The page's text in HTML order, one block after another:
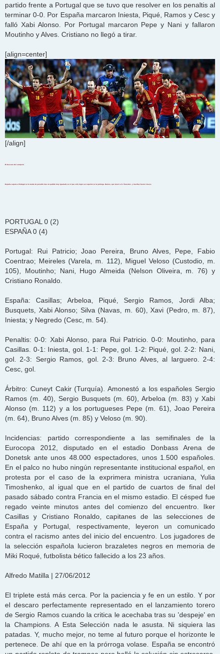
partido frente a Portugal que se tuvo que resolver en los penaltis al
terminar 0-0. Por España marcaron Iniesta, Piqué, Ramos y Cesc y
falló Xabi Alonso. Por Portugal marcaron Pepe y Nani y fallaron
Moutinho y Alves. Cristiano no llegó a tirar.
[align=center]
[/align]
El descaro del campeón
España supera a Portugal en la tanda de penaltis tras un partido muy igualado en el que sólo logro ser superior en la prórroga. Ramos, que lanzó a lo ‘Panenka’, y Casillas fueron claves.
PORTUGAL 0 (2)
ESPAÑA 0 (4)
Portugal: Rui Patricio; Joao Pereira, Bruno Alves, Pepe, Fabio
Coentrao; Meireles (Varela, m. 112), Miguel Veloso (Custodio, m.
105), Moutinho; Nani, Hugo Almeida (Nelson Oliveira, m. 76) y
Cristiano Ronaldo.
España: Casillas; Arbeloa, Piqué, Sergio Ramos, Jordi Alba;
Busquets, Xabi Alonso; Silva (Navas, m. 60), Xavi (Pedro, m. 87),
Iniesta; y Negredo (Cesc, m. 54).
Penaltis: 0-0: Xabi Alonso, para Rui Patricio. 0-0: Moutinho, para
Casillas. 0-1: Iniesta, gol. 1-1: Pepe, gol. 1-2: Piqué, gol. 2-2: Nani,
gol. 2-3: Sergio Ramos, gol. 2-3: Bruno Alves, al larguero. 2-4:
Cesc, gol.
Árbitro: Cuneyt Cakir (Turquía). Amonestó a los españoles Sergio
Ramos (m. 40), Sergio Busquets (m. 60), Arbeloa (m. 83) y Xabi
Alonso (m. 112) y a los portugueses Pepe (m. 61), Joao Pereira
(m. 64), Bruno Alves (m. 85) y Veloso (m. 90).
Incidencias: partido correspondiente a las semifinales de la
Eurocopa 2012, disputado en el estadio Donbass Arena de
Donetsk ante unos 48.000 espectadores, unos 1.500 españoles.
En el palco no hubo ningún representante institucional español, en
protesta por el caso de la exprimera ministra ucraniana, Yulia
Timoshenko, al igual que en el partido de cuartos de final del
pasado sábado contra Francia en el mismo estadio. El césped fue
regado veinte minutos antes del comienzo del encuentro. Iker
Casillas y Cristiano Ronaldo, capitanes de las selecciones de
España y Portugal, respectivamente, leyeron un comunicado
contra el racismo antes del inicio del encuentro. Los jugadores de
la selección española lucieron brazaletes negros en memoria de
Miki Roqué, futbolista bético fallecido a los 23 años.
Alfredo Matilla | 27/06/2012
El triplete está más cerca. Por la paciencia y fe en un estilo. Y por
el descaro perfectamente representado en el lanzamiento torero
de Sergio Ramos cuando la critica le acechaba tras su 'despeje' en
la Champions. A Esta Selección nada le asusta. Ni siquiera las
patadas. Y, mucho mejor, no teme al futuro porque el horizonte le
pertenece. De ahí que en la prórroga volase. España se encontró